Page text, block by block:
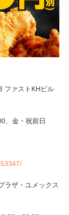
ファストKHビル
、金・祝前日
ラザ・ユメックス